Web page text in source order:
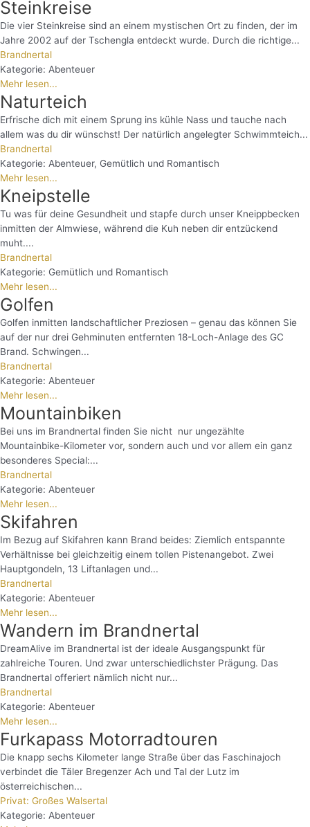
Steinkreise
Die vier Steinkreise sind an einem mystischen Ort zu finden, der im
Jahre 2002 auf der Tschengla entdeckt wurde. Durch die richtige...
Brandnertal
Kategorie: Abenteuer
Mehr lesen...
Naturteich
Erfrische dich mit einem Sprung ins kühle Nass und tauche nach
allem was du dir wünschst! Der natürlich angelegter Schwimmteich...
Brandnertal
Kategorie: Abenteuer, Gemütlich und Romantisch
Mehr lesen...
Kneipstelle
Tu was für deine Gesundheit und stapfe durch unser Kneippbecken
inmitten der Almwiese, während die Kuh neben dir entzückend
muht....
Brandnertal
Kategorie: Gemütlich und Romantisch
Mehr lesen...
Golfen
Golfen inmitten landschaftlicher Preziosen – genau das können Sie
auf der nur drei Gehminuten entfernten 18-Loch-Anlage des GC
Brand. Schwingen...
Brandnertal
Kategorie: Abenteuer
Mehr lesen...
Mountainbiken
Bei uns im Brandnertal finden Sie nicht nur ungezählte
Mountainbike-Kilometer vor, sondern auch und vor allem ein ganz
besonderes Special:...
Brandnertal
Kategorie: Abenteuer
Mehr lesen...
Skifahren
Im Bezug auf Skifahren kann Brand beides: Ziemlich entspannte
Verhältnisse bei gleichzeitig einem tollen Pistenangebot. Zwei
Hauptgondeln, 13 Liftanlagen und...
Brandnertal
Kategorie: Abenteuer
Mehr lesen...
Wandern im Brandnertal
DreamAlive im Brandnertal ist der ideale Ausgangspunkt für
zahlreiche Touren. Und zwar unterschiedlichster Prägung. Das
Brandnertal offeriert nämlich nicht nur...
Brandnertal
Kategorie: Abenteuer
Mehr lesen...
Furkapass Motorradtouren
Die knapp sechs Kilometer lange Straße über das Faschinajoch
verbindet die Täler Bregenzer Ach und Tal der Lutz im
österreichischen...
Privat: Großes Walsertal
Kategorie: Abenteuer